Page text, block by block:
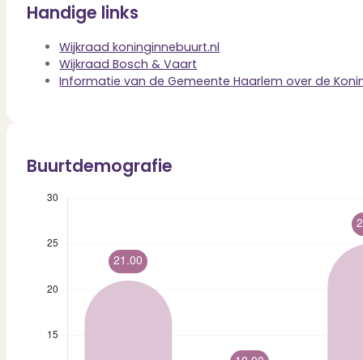
Beoordelingen
Dit zeggen klanten over ons
Partners
Maak gebruik van ons netwerk
Verenigingen
Handige links
Wijkraad koninginnebuurt.nl
Wijkraad Bosch & Vaart
Informatie van de Gemeente Haarlem over de
Buurtdemografie